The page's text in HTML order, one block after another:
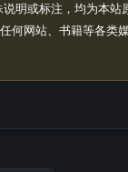
明或标注，均为本
何网站、书籍等各类